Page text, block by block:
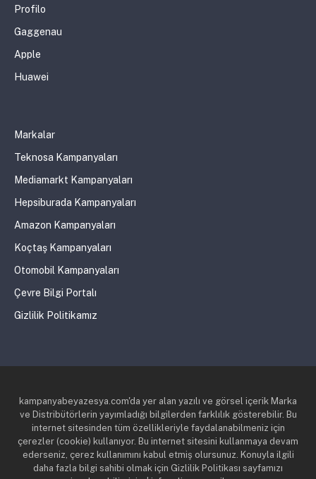
Profilo
Gaggenau
Apple
Huawei
Markalar
Teknosa Kampanyaları
Mediamarkt Kampanyaları
Hepsiburada Kampanyaları
Amazon Kampanyaları
Koçtaş Kampanyaları
Otomobil Kampanyaları
Çevre Bilgi Portalı
Gizlilik Politikamız
kampanyabeyazesya.com'da yer alan yazılı ve görsel içerik Marka
ve Distribütörlerin yayımladığı bilgilerden farklılık gösterebilir. Bu
internet sitesinden tüm özellikleriyle faydalanabilmeniz için
çerezler (cookie) kullanıyor. Bu internet sitesini kullanmaya devam
ederseniz, çerez kullanımını kabul etmiş olursunuz. Konuyla ilgili
daha fazla bilgi sahibi olmak için Gizlilik Politikası sayfamızı